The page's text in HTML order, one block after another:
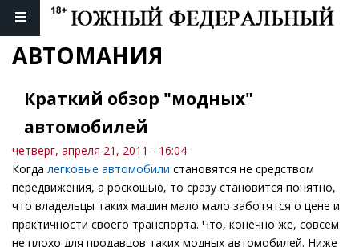
АВТОМАНИЯ
Краткий обзор "модных"
автомобилей
четверг, апреля 21, 2011 - 16:04
Когда легковые автомобили становятся не средством
передвижения, а роскошью, то сразу становится понятно,
что владельцы таких машин мало мало заботятся о цене и
практичности своего транспорта. Что, конечно же, совсем
не плохо для продавцов таких модных автомобилей. Ниже